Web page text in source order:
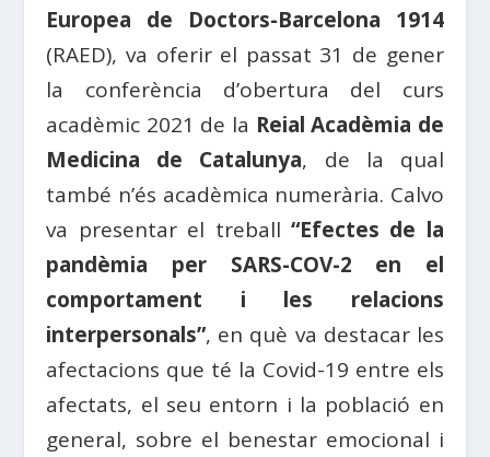
Europea de Doctors-Barcelona 1914
(RAED), va oferir el passat 31 de gener
la conferència d’obertura del curs
acadèmic 2021 de la Reial Acadèmia de
Medicina de Catalunya, de la qual
també n’és acadèmica numerària. Calvo
va presentar el treball “Efectes de la
pandèmia per SARS-COV-2 en el
comportament i les relacions
interpersonals”, en què va destacar les
afectacions que té la Covid-19 entre els
afectats, el seu entorn i la població en
general, sobre el benestar emocional i